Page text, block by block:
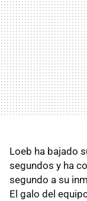
Loeb ha bajado
segundos y ha
segundo a su
El galo del